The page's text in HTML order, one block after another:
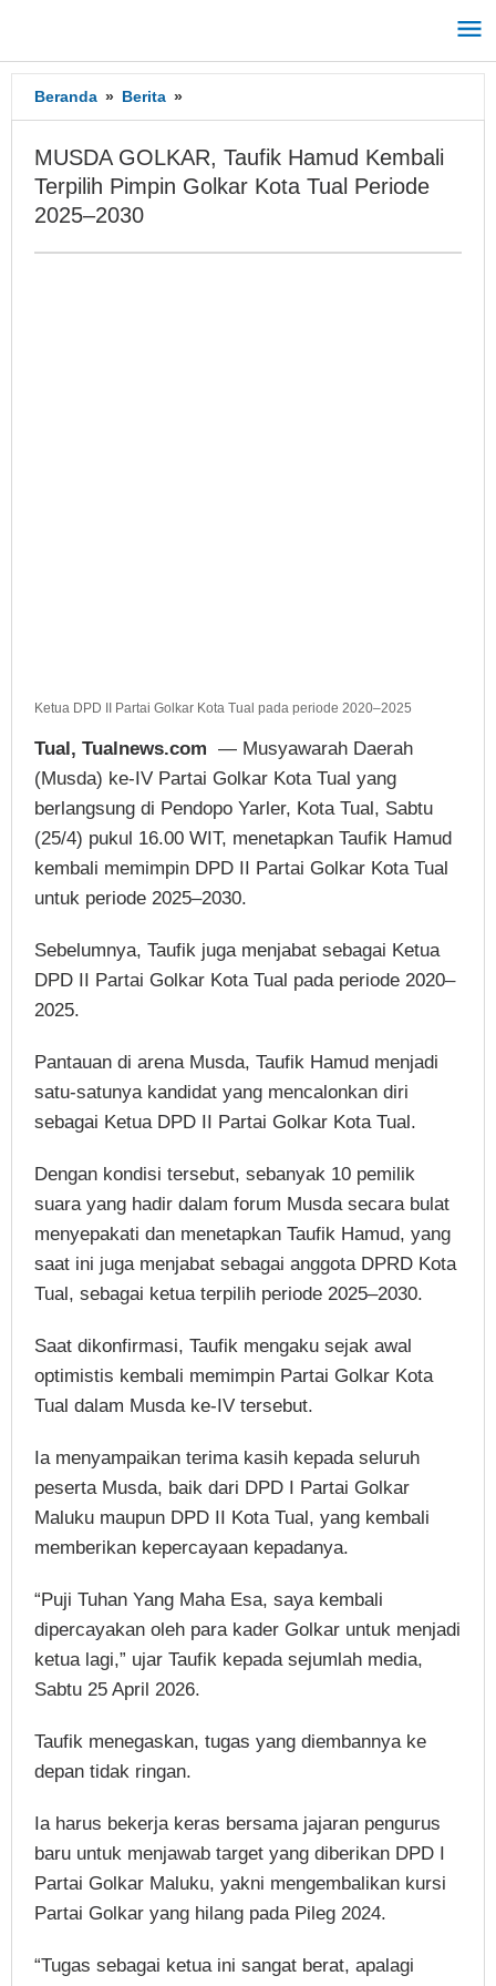
konten
Beranda » Berita »
GOLKAR,
Hamud
Kembali
Golkar
MUSDA GOLKAR, Taufik Hamud Kembali
Terpilih Pimpin Golkar Kota Tual Periode
2025–2030
Ketua DPD II Partai Golkar Kota Tual pada periode 2020–2025
Tual, Tualnews.com — Musyawarah Daerah
(Musda) ke-IV Partai Golkar Kota Tual yang
berlangsung di Pendopo Yarler, Kota Tual, Sabtu
(25/4) pukul 16.00 WIT, menetapkan Taufik Hamud
kembali memimpin DPD II Partai Golkar Kota Tual
untuk periode 2025–2030.
Sebelumnya, Taufik juga menjabat sebagai Ketua
DPD II Partai Golkar Kota Tual pada periode 2020–
2025.
Pantauan di arena Musda, Taufik Hamud menjadi
satu-satunya kandidat yang mencalonkan diri
sebagai Ketua DPD II Partai Golkar Kota Tual.
Dengan kondisi tersebut, sebanyak 10 pemilik
suara yang hadir dalam forum Musda secara bulat
menyepakati dan menetapkan Taufik Hamud, yang
saat ini juga menjabat sebagai anggota DPRD Kota
Tual, sebagai ketua terpilih periode 2025–2030.
Saat dikonfirmasi, Taufik mengaku sejak awal
optimistis kembali memimpin Partai Golkar Kota
Tual dalam Musda ke-IV tersebut.
Ia menyampaikan terima kasih kepada seluruh
peserta Musda, baik dari DPD I Partai Golkar
Maluku maupun DPD II Kota Tual, yang kembali
memberikan kepercayaan kepadanya.
“Puji Tuhan Yang Maha Esa, saya kembali
dipercayakan oleh para kader Golkar untuk menjadi
ketua lagi,” ujar Taufik kepada sejumlah media,
Sabtu 25 April 2026.
Taufik menegaskan, tugas yang diembannya ke
depan tidak ringan.
Ia harus bekerja keras bersama jajaran pengurus
baru untuk menjawab target yang diberikan DPD I
Partai Golkar Maluku, yakni mengembalikan kursi
Partai Golkar yang hilang pada Pileg 2024.
“Tugas sebagai ketua ini sangat berat, apalagi